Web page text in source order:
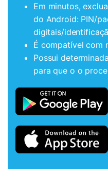
Em minutos,
do Android: PIN/
digitais/
É compatível com
Possui
para que o o